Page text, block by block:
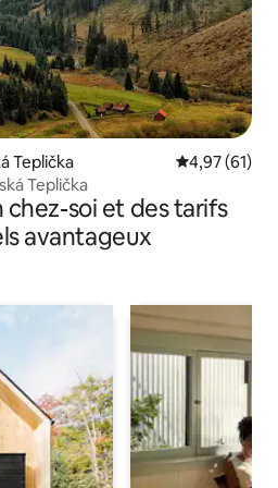
Teplička Évaluation
4,97 (61)
Teplička
soi et des tarifs
avantageux